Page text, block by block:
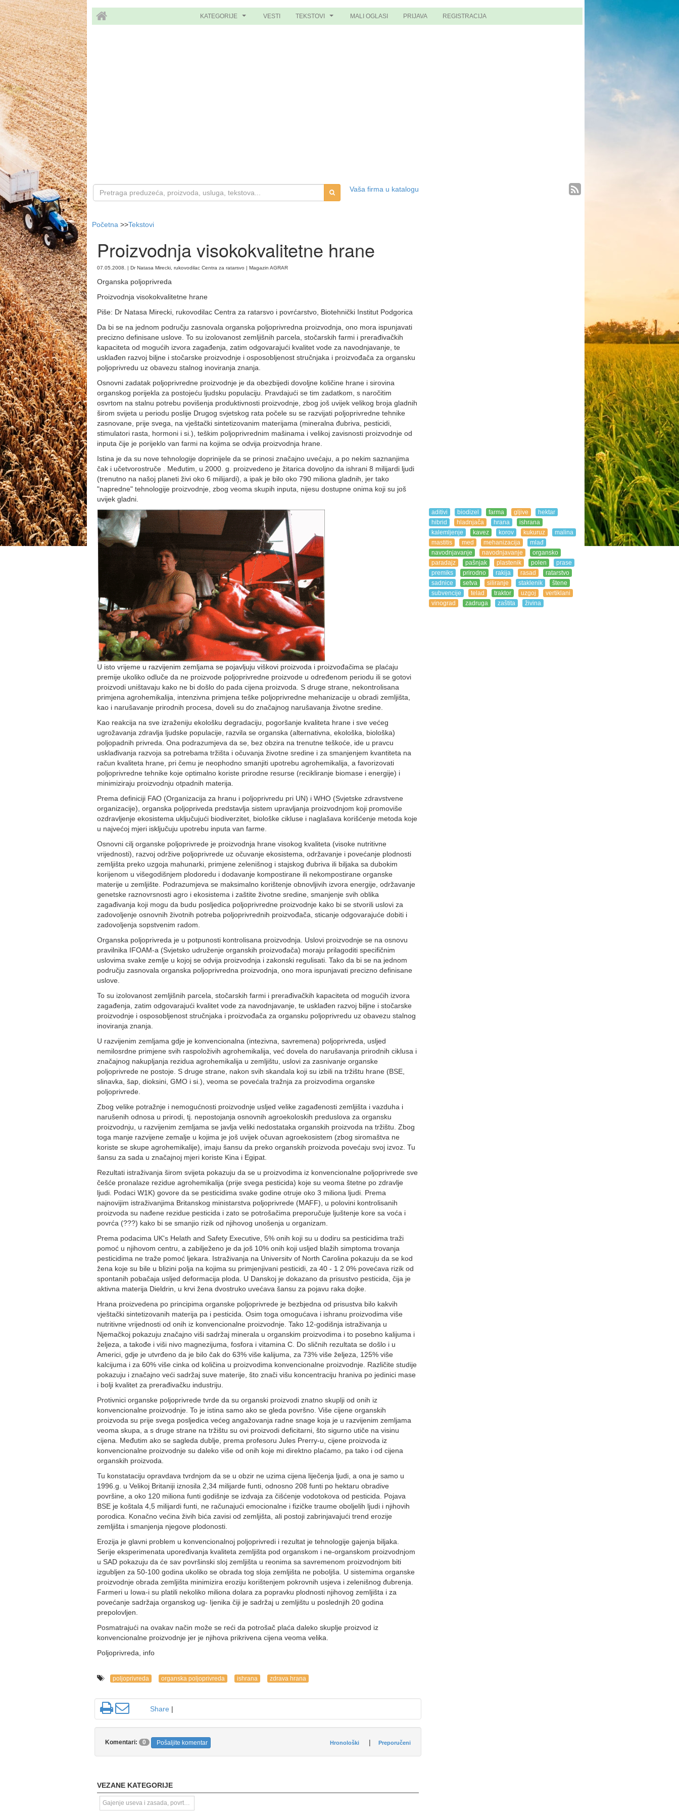
KATEGORIJE VESTI TEKSTOVI MALI OGLASI PRIJAVA REGISTRACIJA
Vaša firma u katalogu
Početna >>Tekstovi
Proizvodnja visokokvalitetne hrane
07.05.2008. | Dr Natasa Mirecki, rukovodilac Centra za ratarsvo | Magazin AGRAR
Organska poljoprivreda
Proizvodnja visokokvalitetne hrane
Piše: Dr Natasa Mirecki, rukovodilac Centra za ratarsvo i povrćarstvo, Biotehnički Institut Podgorica
Da bi se na jednom području zasnovala organska poljoprivredna proizvodnja, ono mora ispunjavati
precizno definisane uslove. To su izolovanost zemljišnih parcela, stočarskih farmi i prerađivačkih
kapaciteta od mogućih izvora zagađenja, zatim odgovarajući kvalitet vode za navodnjavanje, te
usklađen razvoj biljne i stočarske proizvodnje i osposobljenost stručnjaka i proizvođača za organsku
poljoprivredu uz obavezu stalnog inoviranja znanja.
Osnovni zadatak poljoprivredne proizvodnje je da obezbijedi dovoljne količine hrane i sirovina
organskog porijekla za postojeću ljudsku populaciju. Pravdajući se tim zadatkom, s naročitim
osvrtom na stalnu potrebu povišenja produktivnosti proizvodnje, zbog još uvijek velikog broja gladnih
širom svijeta u periodu poslije Drugog svjetskog rata počele su se razvijati poljoprivredne tehnike
zasnovane, prije svega, na vještački sintetizovanim materijama (mineralna đubriva, pesticidi,
stimulatori rasta, hormoni i si.), teškim poljoprivrednim mašinama i velikoj zavisnosti proizvodnje od
inputa čije je porijeklo van farmi na kojima se odvija proizvodnja hrane.
Istina je da su nove tehnologije doprinijele da se prinosi značajno uvećaju, a po nekim saznanjima
čak i učetvorostruče . Međutim, u 2000. g. proizvedeno je žitarica dovoljno da ishrani 8 milijardi ljudi
(trenutno na našoj planeti živi oko 6 milijardi), a ipak je bilo oko 790 miliona gladnih, jer tako
"napredne" tehnologije proizvodnje, zbog veoma skupih inputa, nijesu dostupne onima koji su još
uvijek gladni.
U isto vrijeme u razvijenim zemljama se pojavljuju viškovi proizvoda i proizvođačima se plaćaju
premije ukoliko odluče da ne proizvode poljoprivredne proizvode u određenom periodu ili se gotovi
proizvodi uništavaju kako ne bi došlo do pada cijena proizvoda. S druge strane, nekontrolisana
primjena agrohemikalija, intenzivna primjena teške poljoprivredne mehanizacije u obradi zemljišta,
kao i narušavanje prirodnih procesa, doveli su do značajnog narušavanja životne sredine.
Kao reakcija na sve izraženiju ekološku degradaciju, pogoršanje kvaliteta hrane i sve većeg
ugrožavanja zdravlja ljudske populacije, razvila se organska (alternativna, ekološka, biološka)
poljopadnih privreda. Ona podrazumjeva da se, bez obzira na trenutne teškoće, ide u pravcu
usklađivanja razvoja sa potrebama tržišta i očuvanja životne sredine i za smanjenjem kvantiteta na
račun kvaliteta hrane, pri čemu je neophodno smanjiti upotrebu agrohemikalija, a favorizovati
poljoprivredne tehnike koje optimalno koriste prirodne resurse (recikliranje biomase i energije) i
minimiziraju proizvodnju otpadnih materija.
Prema definiciji FAO (Organizacija za hranu i poljoprivredu pri UN) i WHO (Svjetske zdravstvene
organizacije), organska poljopriveda predstavlja sistem upravljanja proizvodnjom koji promoviše
ozdravljenje ekosistema uključujući biodiverzitet, biološke cikluse i naglašava korišćenje metoda koje
u najvećoj mjeri isključuju upotrebu inputa van farme.
Osnovni cilj organske poljoprivrede je proizvodnja hrane visokog kvaliteta (visoke nutritivne
vrijednosti), razvoj održive poljoprivrede uz očuvanje ekosistema, održavanje i povećanje plodnosti
zemljišta preko uzgoja mahunarki, primjene zelenišnog i stajskog đubriva ili biljaka sa dubokim
korijenom u višegodišnjem plodoredu i dodavanje kompostirane ili nekompostirane organske
materije u zemljište. Podrazumjeva se maksimalno korištenje obnovljivih izvora energije, održavanje
genetske raznovrsnosti agro i ekosistema i zaštite životne sredine, smanjenje svih oblika
zagađivanja koji mogu da budu posljedica poljoprivredne proizvodnje kako bi se stvorili uslovi za
zadovoljenje osnovnih životnih potreba poljoprivrednih proizvođača, sticanje odgovarajuće dobiti i
zadovoljenja sopstvenim radom.
Organska poljoprivreda je u potpunosti kontrolisana proizvodnja. Uslovi proizvodnje se na osnovu
pravilnika IFOAM-a (Svjetsko udruženje organskih proizvođača) moraju prilagoditi specifičnim
uslovima svake zemlje u kojoj se odvija proizvodnja i zakonski regulisati. Tako da bi se na jednom
području zasnovala organska poljoprivredna proizvodnja, ono mora ispunjavati precizno definisane
uslove.
To su izolovanost zemljišnih parcela, stočarskih farmi i prerađivačkih kapaciteta od mogućih izvora
zagađenja, zatim odgovarajući kvalitet vode za navodnjavanje, te usklađen razvoj biljne i stočarske
proizvodnje i osposobljenost stručnjaka i proizvođača za organsku poljoprivredu uz obavezu stalnog
inoviranja znanja.
U razvijenim zemljama gdje je konvencionalna (intezivna, savremena) poljoprivreda, usljed
nemilosrdne primjene svih raspoloživih agrohemikalija, već dovela do narušavanja prirodnih ciklusa i
značajnog nakupljanja rezidua agrohemikalija u zemljištu, uslovi za zasnivanje organske
poljoprivrede ne postoje. S druge strane, nakon svih skandala koji su izbili na tržištu hrane (BSE,
slinavka, šap, dioksini, GMO i si.), veoma se povećala tražnja za proizvodima organske
poljoprivrede.
Zbog velike potražnje i nemogućnosti proizvodnje usljed velike zagađenosti zemljišta i vazduha i
narušenih odnosa u prirodi, tj. nepostojanja osnovnih agroekoloskih preduslova za organsku
proizvodnju, u razvijenim zemljama se javlja veliki nedostataka organskih proizvoda na tržištu. Zbog
toga manje razvijene zemalje u kojima je još uvijek očuvan agroekosistem (zbog siromaštva ne
koriste se skupe agrohemikalije), imaju šansu da preko organskih proizvoda povećaju svoj izvoz. Tu
šansu za sada u značajnoj mjeri koriste Kina i Egipat.
Rezultati istraživanja širom svijeta pokazuju da se u proizvodima iz konvencionalne poljoprivrede sve
češće pronalaze rezidue agrohemikalija (prije svega pesticida) koje su veoma štetne po zdravlje
ljudi. Podaci W1K) govore da se pesticidima svake godine otruje oko 3 miliona ljudi. Prema
najnovijim istraživanjima Britanskog ministarstva poljoprivrede (MAFF), u polovini kontrolisanih
proizvoda su nađene rezidue pesticida i zato se potrošačima preporučuje ljuštenje kore sa voća i
povrća (???) kako bi se smanjio rizik od njihovog unošenja u organizam.
Prema podacima UK's Helath and Safety Executive, 5% onih koji su u dodiru sa pesticidima traži
pomoć u njihovom centru, a zabilježeno je da još 10% onih koji usljed blažih simptoma trovanja
pesticidima ne traže pomoć ljekara. Istraživanja na Universitv of North Carolina pokazuju da se kod
žena koje su bile u blizini polja na kojima su primjenjivani pesticidi, za 40 - 1 2 0% povećava rizik od
spontanih pobačaja usljed deformacija ploda. U Danskoj je dokazano da prisustvo pesticida, čija je
aktivna materija Dieldrin, u krvi žena dvostruko uvećava šansu za pojavu raka dojke.
Hrana proizvedena po principima organske poljoprivrede je bezbjedna od prisustva bilo kakvih
vještački sintetizovanih materija pa i pesticida. Osim toga omogućava i ishranu proizvodima više
nutritivne vrijednosti od onih iz konvencionalne proizvodnje. Tako 12-godišnja istraživanja u
Njemačkoj pokazuju značajno viši sadržaj minerala u organskim proizvodima i to posebno kalijuma i
željeza, a takođe i viši nivo magnezijuma, fosfora i vitamina C. Do sličnih rezultata se došlo i u
Americi, gdje je utvrđeno da je bilo čak do 63% više kalijuma, za 73% više željeza, 125% više
kalcijuma i za 60% više cinka od količina u proizvodima konvencionalne proizvodnje. Različite studije
pokazuju i značajno veći sadržaj suve materije, što znači višu koncentraciju hraniva po jedinici mase
i bolji kvalitet za prerađivačku industriju.
Protivnici organske poljoprivrede tvrde da su organski proizvodi znatno skuplji od onih iz
konvencionalne proizvodnje. To je istina samo ako se gleda površno. Više cijene organskih
proizvoda su prije svega posljedica većeg angažovanja radne snage koja je u razvijenim zemljama
veoma skupa, a s druge strane na tržištu su ovi proizvodi deficitarni, što sigurno utiče na visinu
cijena. Međutim ako se sagleda dublje, prema profesoru Jules Prerry-u, cijene proizvoda iz
konvencionalne proizvodnje su daleko više od onih koje mi direktno plaćamo, pa tako i od cijena
organskih proizvoda.
Tu konstataciju opravdava tvrdnjom da se u obzir ne uzima cijena liječenja ljudi, a ona je samo u
1996.g. u Velikoj Britaniji iznosila 2,34 milijarde funti, odnosno 208 funti po hektaru obradive
površine, a oko 120 miliona funti godišnje se izdvaja za čišćenje vodotokova od pesticida. Pojava
BSE je koštala 4,5 milijardi funti, ne računajući emocionalne i fizičke traume oboljelih ljudi i njihovih
porodica. Konačno većina živih bića zavisi od zemljišta, ali postoji zabrinjavajući trend erozije
zemljišta i smanjenja njegove plodonosti.
Erozija je glavni problem u konvencionalnoj poljoprivredi i rezultat je tehnologije gajenja biljaka.
Serije eksperimenata upoređivanja kvaliteta zemljišta pod organskom i ne-organskom proizvodnjom
u SAD pokazuju da će sav površinski sloj zemljišta u reonima sa savremenom proizvodnjom biti
izgubljen za 50-100 godina ukoliko se obrada tog sloja zemljišta ne poboljša. U sistemima organske
proizvodnje obrada zemljišta minimizira eroziju korištenjem pokrovnih usjeva i zelenišnog đubrenja.
Farmeri u Iowa-i su platili nekoliko miliona dolara za popravku plodnosti njihovog zemljišta i za
povećanje sadržaja organskog ug- Ijenika čiji je sadržaj u zemljištu u poslednjih 20 godina
prepolovljen.
Posmatrajući na ovakav način može se reći da potrošač plaća daleko skuplje proizvod iz
konvencionalne proizvodnje jer je njihova prikrivena cijena veoma velika.
Poljoprivreda, info
poljoprivreda organska poljoprivreda ishrana zdrava hrana
Share |
Komentari: 0 Pošaljite komentar Preporučeni
Hronološki |
VEZANE KATEGORIJE
Gajenje useva i zasada, povrtarstvo i hortikultura
aditivi biodizel farma gljive
hektar
hibrid
hladnjača hrana
ishrana
kalemljenje
kavez korov kukuruz
malina
mastitis
med mehanizacija
mlađ
navodnjavanje
navodnjavanje
organsko
paradajz
pašnjak plastenik polen
prase
premiks
prirodno rakija rasad
ratarstvo
sadnice
setva siliranje staklenik
štene
subvencije
telad traktor uzgoj
vertiklani
vinograd
zadruga zaštita živina